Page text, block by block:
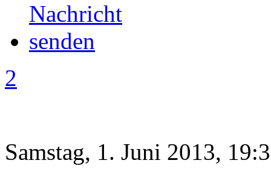
2
Samstag, 1. Juni 2013,